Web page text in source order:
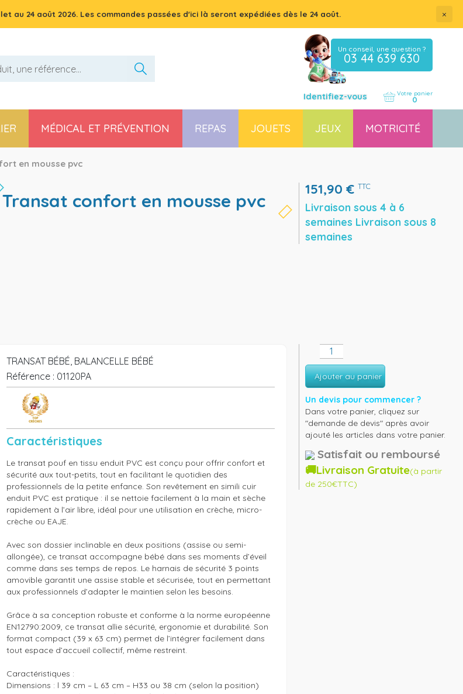
au 24 août 2026. Les commandes passées d'ici là seront expédiées dès le 24 août. ×
Un conseil, une question ?
03 44 639 630
Identifiez-vous Votre panier
0
MÉDICAL ET PRÉVENTION REPAS JOUETS JEUX MOTRICITÉ
en mousse pvc
transat confort en mousse pvc
151,90€ TTC
Livraison sous 4 à 6
semaines Livraison sous 8
semaines
TRANSAT BÉBÉ, BALANCELLE BÉBÉ
Référence : 01120PA
Caractéristiques
Le transat pouf en tissu enduit PVC est conçu pour offrir confort et
sécurité aux tout-petits, tout en facilitant le quotidien des
professionnels de la petite enfance. Son revêtement en simili cuir
enduit PVC est pratique : il se nettoie facilement à la main et sèche
rapidement à l’air libre, idéal pour une utilisation en crèche, micro-
crèche ou EAJE.
Avec son dossier inclinable en deux positions (assise ou semi-
allongée), ce transat accompagne bébé dans ses moments d’éveil
comme dans ses temps de repos. Le harnais de sécurité 3 points
amovible garantit une assise stable et sécurisée, tout en permettant
aux professionnels d’adapter le maintien selon les besoins.
Grâce à sa conception robuste et conforme à la norme européenne
EN12790:2009, ce transat allie sécurité, ergonomie et durabilité. Son
format compact (39 x 63 cm) permet de l’intégrer facilement dans
tout espace d’accueil collectif, même restreint.
Caractéristiques :
Dimensions : l 39 cm – L 63 cm – H33 ou 38 cm (selon la position)
Ajouter au panier
Un devis pour commencer ?
Dans votre panier, cliquez sur
"demande de devis" après avoir
ajouté les articles dans votre panier.
Satisfait ou remboursé
🚚Livraison Gratuite(à partir
de 250€TTC)